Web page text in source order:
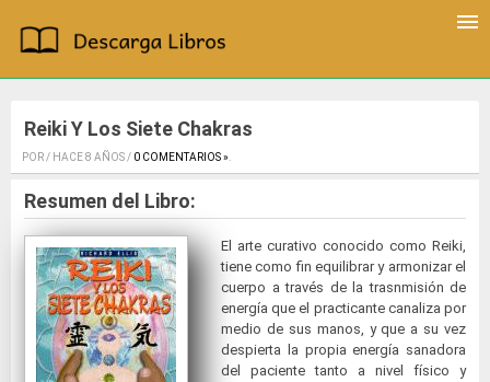
Reiki Y Los Siete Chakras
POR / HACE 8 AÑOS / 0 COMENTARIOS ».
Resumen del Libro:
El arte curativo conocido como Reiki,
tiene como fin equilibrar y armonizar el
cuerpo a través de la trasnmisión de
energía que el practicante canaliza por
medio de sus manos, y que a su vez
despierta la propia energía sanadora
del paciente tanto a nivel físico y